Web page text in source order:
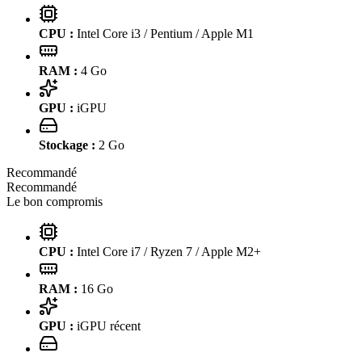
CPU : Intel Core i3 / Pentium / Apple M1
RAM : 4 Go
GPU : iGPU
Stockage : 2 Go
Recommandé
Recommandé
Le bon compromis
CPU : Intel Core i7 / Ryzen 7 / Apple M2+
RAM : 16 Go
GPU : iGPU récent